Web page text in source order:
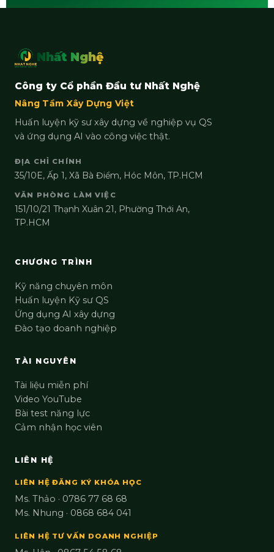
Nhất Nghệ
Công ty Cổ phần Đầu tư Nhất Nghệ
Nâng Tầm Xây Dựng Việt
Huấn luyện kỹ sư xây dựng về nghiệp vụ QS
và ứng dụng AI vào công việc thật.
ĐỊA CHỈ CHÍNH
35/10E, Ấp 1, Xã Bà Điểm, Hóc Môn, TP.HCM
VĂN PHÒNG LÀM VIỆC
151/10/21 Thạnh Xuân 21, Phường Thới An,
TP.HCM
CHƯƠNG TRÌNH
Kỹ năng chuyên môn
Huấn luyện Kỹ sư QS
Ứng dụng AI xây dựng
Đào tạo doanh nghiệp
TÀI NGUYÊN
Tài liệu miễn phí
Video YouTube
Bài test năng lực
Cảm nhận học viên
LIÊN HỆ
LIÊN HỆ ĐĂNG KÝ KHÓA HỌC
Ms. Thảo · 0786 77 68 68
Ms. Nhung · 0868 684 041
LIÊN HỆ TƯ VẤN DOANH NGHIỆP